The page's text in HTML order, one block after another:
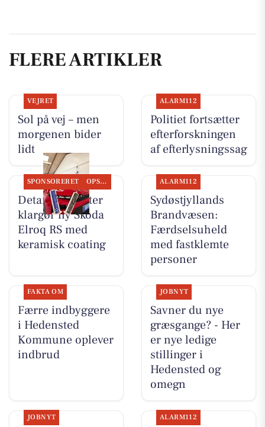
FLERE ARTIKLER
VEJRET
Sol på vej – men
morgenen bider
lidt
ALARM112
Politiet fortsætter
efterforskningen
af efterlysningssag
SPONSORERET OPSLAGSTAVLEN
Detailing Center
klargør ny Skoda
Elroq RS med
keramisk coating
ALARM112
Sydøstjyllands
Brandvæsen:
Færdselsuheld
med fastklemte
personer
FAKTA OM
Færre indbyggere
i Hedensted
Kommune oplever
indbrud
JOBNYT
Savner du nye
græsgange? - Her
er nye ledige
stillinger i
Hedensted og
omegn
JOBNYT ALARM112